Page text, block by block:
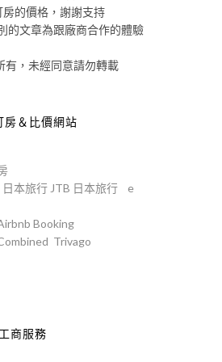
的價格，謝謝支持
文章為跟廠商合作的體驗
，未經同意請勿轉載
房＆比價網站
日本旅行 JTB 日本旅行
e
Booking
Trivago
工商服務